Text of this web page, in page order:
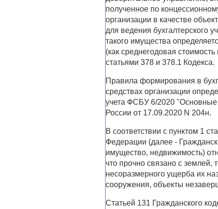
полученное по
организации в качестве
для ведения бухгалтерского
такого имущества
(как среднегодовая
статьями 378 и 378.1 Кодекса.
Правила формирования в
средствах организации
учета ФСБУ 6/2020
России от 17.09.2020 N 204н.
В соответствии с пунктом 1
Федерации (далее -
имущество, недвижимость)
что прочно связано с землей,
несоразмерного ущерба их
сооружения, объекты
Статьей 131 Гражданского